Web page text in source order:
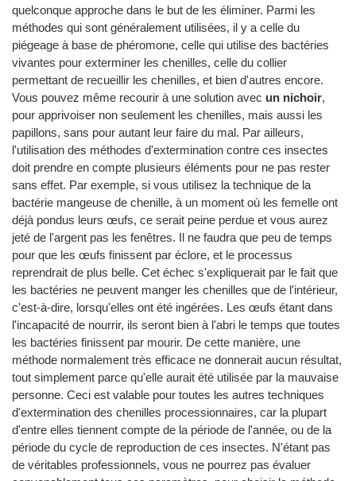
quelconque approche dans le but de les éliminer. Parmi les
méthodes qui sont généralement utilisées, il y a celle du
piégeage à base de phéromone, celle qui utilise des bactéries
vivantes pour exterminer les chenilles, celle du collier
permettant de recueillir les chenilles, et bien d'autres encore.
Vous pouvez même recourir à une solution avec un nichoir,
pour apprivoiser non seulement les chenilles, mais aussi les
papillons, sans pour autant leur faire du mal. Par ailleurs,
l'utilisation des méthodes d'extermination contre ces insectes
doit prendre en compte plusieurs éléments pour ne pas rester
sans effet. Par exemple, si vous utilisez la technique de la
bactérie mangeuse de chenille, à un moment où les femelle ont
déjà pondus leurs œufs, ce serait peine perdue et vous aurez
jeté de l'argent pas les fenêtres. Il ne faudra que peu de temps
pour que les œufs finissent par éclore, et le processus
reprendrait de plus belle. Cet échec s'expliquerait par le fait que
les bactéries ne peuvent manger les chenilles que de l'intérieur,
c'est-à-dire, lorsqu'elles ont été ingérées. Les œufs étant dans
l'incapacité de nourrir, ils seront bien à l'abri le temps que toutes
les bactéries finissent par mourir. De cette manière, une
méthode normalement très efficace ne donnerait aucun résultat,
tout simplement parce qu'elle aurait été utilisée par la mauvaise
personne. Ceci est valable pour toutes les autres techniques
d'extermination des chenilles processionnaires, car la plupart
d'entre elles tiennent compte de la période de l'année, ou de la
période du cycle de reproduction de ces insectes. N'étant pas
de véritables professionnels, vous ne pourrez pas évaluer